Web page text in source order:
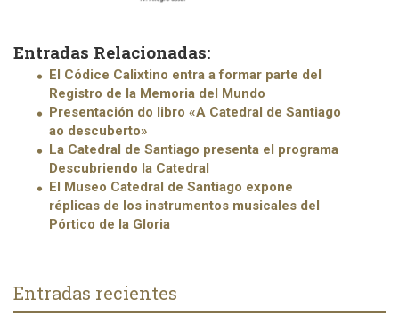
Entradas Relacionadas:
El Códice Calixtino entra a formar parte del
Registro de la Memoria del Mundo
Presentación do libro «A Catedral de Santiago
ao descuberto»
La Catedral de Santiago presenta el programa
Descubriendo la Catedral
El Museo Catedral de Santiago expone
réplicas de los instrumentos musicales del
Pórtico de la Gloria
Entradas recientes